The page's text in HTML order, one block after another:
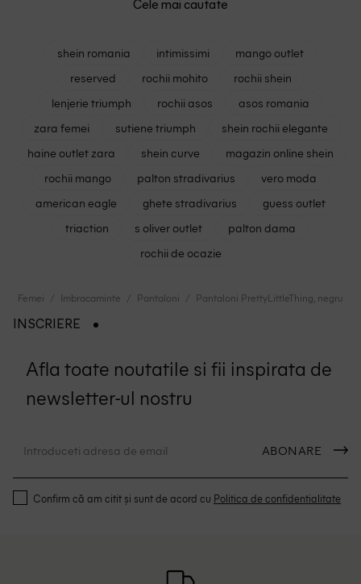
Cele mai cautate
shein romania intimissimi
mango outlet
reserved
rochii mohito
rochii shein
lenjerie triumph
rochii asos
asos romania
zara femei
sutiene triumph
shein rochii elegante
haine outlet zara
shein curve
magazin online shein
rochii mango
palton stradivarius
vero moda
american eagle
ghete stradivarius
guess outlet
triaction
s oliver outlet
palton dama
rochii de ocazie
Femei Imbracaminte Pantaloni Pantaloni PrettyLittleThing, negru
INSCRIERE
Afla toate noutatile si fii inspirata de
newsletter-ul nostru
ABONARE
Confirm că am citit și sunt de acord cu Politica de confidentialitate